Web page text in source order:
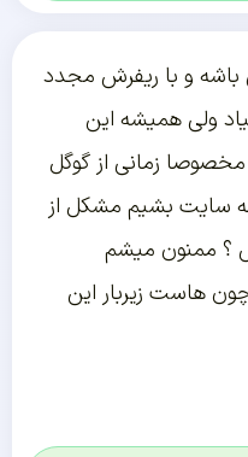
باشه و با ریفرش مجدد
ولی همیشه این
مخصوصا زمانی از گوگل
سایت بشیم مشکل از
ممنون میشم
هاست زیربار این